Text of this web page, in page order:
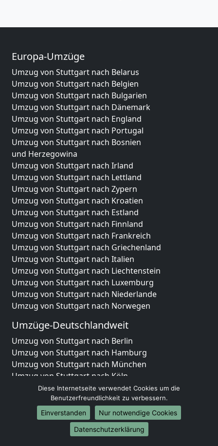
Europa-Umzüge
Umzug von Stuttgart nach Belarus
Umzug von Stuttgart nach Belgien
Umzug von Stuttgart nach Bulgarien
Umzug von Stuttgart nach Dänemark
Umzug von Stuttgart nach England
Umzug von Stuttgart nach Portugal
Umzug von Stuttgart nach Bosnien
und Herzegowina
Umzug von Stuttgart nach Irland
Umzug von Stuttgart nach Lettland
Umzug von Stuttgart nach Zypern
Umzug von Stuttgart nach Kroatien
Umzug von Stuttgart nach Estland
Umzug von Stuttgart nach Finnland
Umzug von Stuttgart nach Frankreich
Umzug von Stuttgart nach Griechenland
Umzug von Stuttgart nach Italien
Umzug von Stuttgart nach Liechtenstein
Umzug von Stuttgart nach Luxemburg
Umzug von Stuttgart nach Niederlande
Umzug von Stuttgart nach Norwegen
Umzüge-Deutschlandweit
Umzug von Stuttgart nach Berlin
Umzug von Stuttgart nach Hamburg
Umzug von Stuttgart nach München
Umzug von Stuttgart nach Köln
Umzug von Stuttgart nach Frankfurt am Main
Umzug von Stuttgart nach Stuttgart
Umzug von Stuttgart nach Düsseldorf
Umzug von Stuttgart nach Leipzig
Umzug von Stuttgart nach Dortmund
Diese Internetseite verwendet Cookies um die
Benutzerfreundlichkeit zu verbessern.
Einverstanden
Nur notwendige Cookies
Datenschutzerklärung